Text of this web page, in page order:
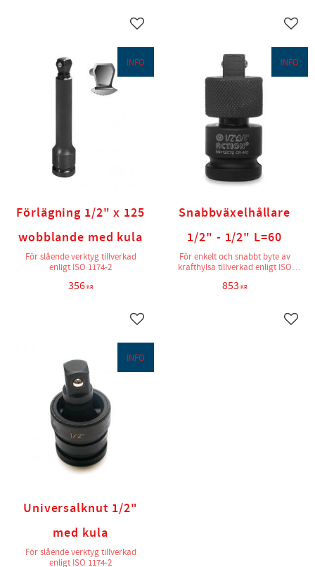
Lägg till i favoriter
Förlägning 1/2" x 125
wobblande med kula
För slående verktyg tillverkad
enligt ISO 1174-2
356KR
Lägg till i favoriter
INFO
Snabbväxelhållare
1/2" - 1/2" L=60
För enkelt och snabbt byte av
krafthylsa tillverkad enligt ISO
853 KR
INFO
Universalknut 1/2"
med kula
För slående verktyg tillverkad
enligt ISO 1174-2
INFO